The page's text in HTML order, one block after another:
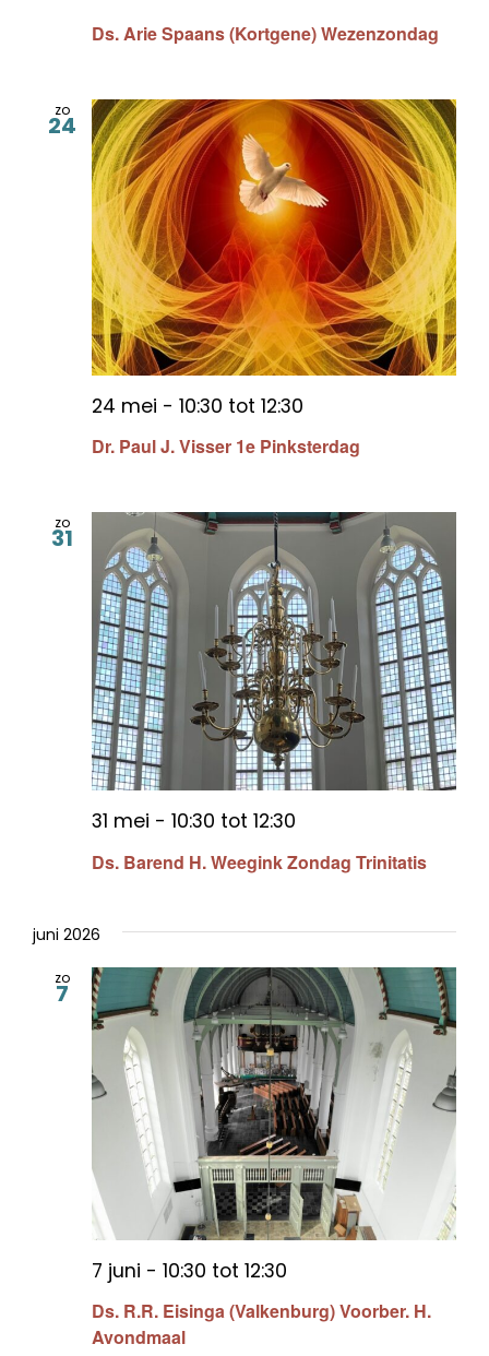
Ds. Arie Spaans (Kortgene) Wezenzondag
zo
24
Dr. Paul J. Visser 1e Pinksterdag
24 mei - 10:30 tot 12:30
zo
31
Ds. Barend H. Weegink Zondag Trinitatis
31 mei - 10:30 tot 12:30
juni 2026
zo
7
Ds. R.R. Eisinga (Valkenburg) Voorber. H.
Avondmaal
7 juni - 10:30 tot 12:30